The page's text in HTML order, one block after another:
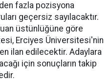
fazla pozisyona
geçersiz sayılacaktır.
üstünlüğüne göre
Erciyes Üniversitesi'nin
ilan edilecektir. Adaylara
için sonuçların takip